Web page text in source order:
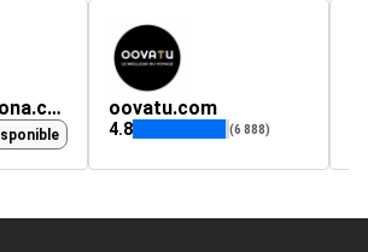
pre.holabarcelona.com oovatu.com
4.8 (6 888)